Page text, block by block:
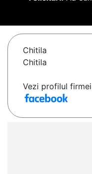
Chitila
Chitila
Vezi profilul